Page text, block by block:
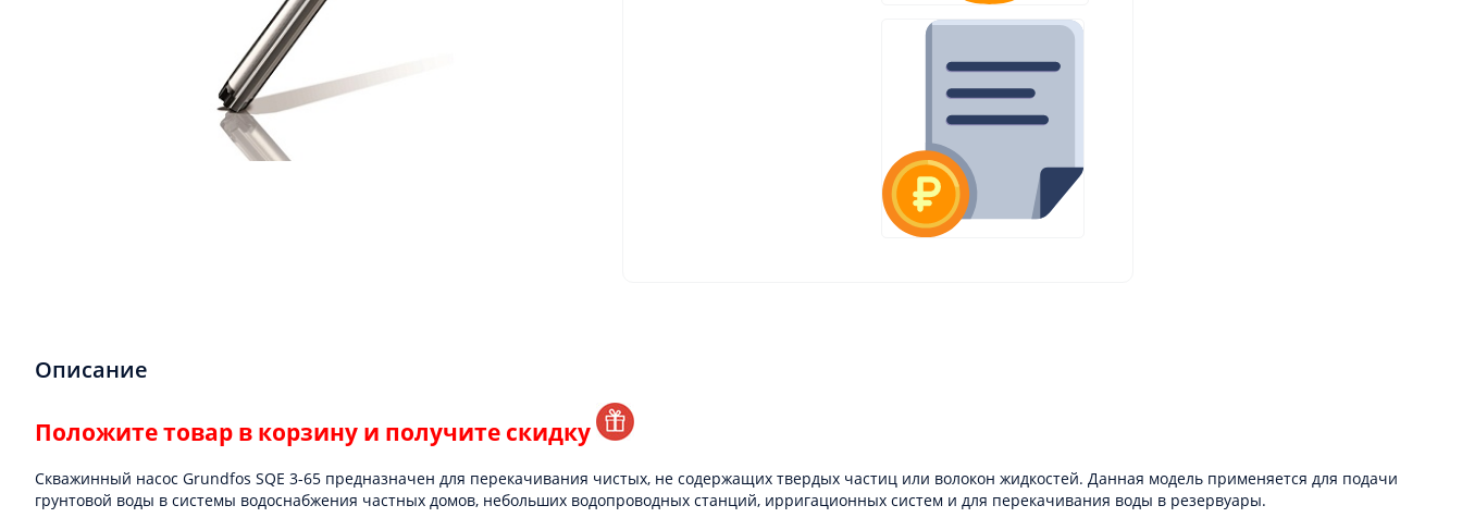
Описание
Положите товар в корзину и получите скидку
Скважинный насос Grundfos SQE 3-65 предназначен для перекачивания чистых, не содержащих твердых частиц или волокон жидкостей. Данная модель применяется для подачи
грунтовой воды в системы водоснабжения частных домов, небольших водопроводных станций, ирригационных систем и для перекачивания воды в резервуары.